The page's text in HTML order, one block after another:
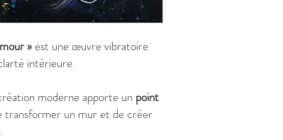
»est une œuvre vibratoire
intérieure.
moderne apporte un point
transformer un mur et de créer